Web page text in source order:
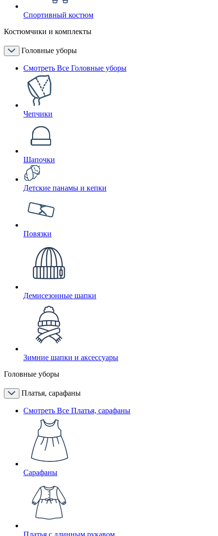
Спортивный костюм
Костюмчики и комплекты
Головные уборы
Смотреть Все Головные уборы
Чепчики
Шапочки
Детские панамы и кепки
Повязки
Демисезонные шапки
Зимние шапки и аксессуары
Головные уборы
Платья, сарафаны
Смотреть Все Платья, сарафаны
Сарафаны
Платья с длинным рукавом